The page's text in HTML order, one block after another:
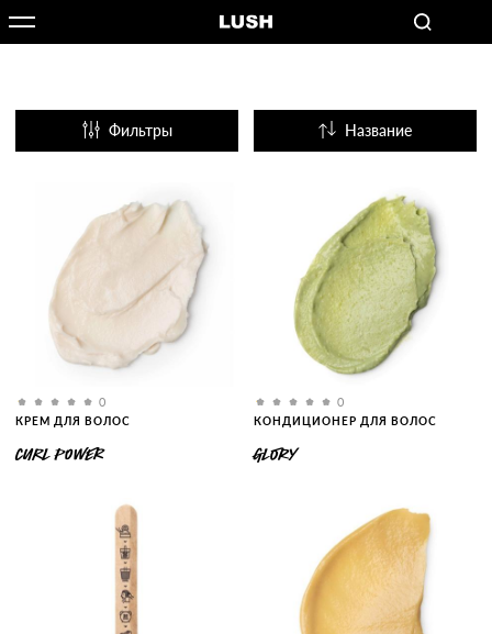
Фильтры Название
0
КРЕМ ДЛЯ ВОЛОС
CURL POWER
0
КОНДИЦИОНЕР ДЛЯ ВОЛОС
GLORY